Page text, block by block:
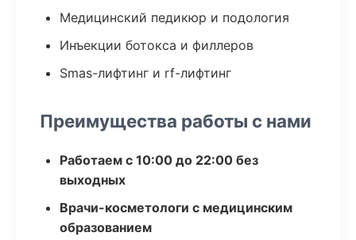
Медицинский педикюр и подология
Инъекции ботокса и филлеров
Smas-лифтинг и rf-лифтинг
Преимущества работы с нами
Работаем с 10:00 до 22:00 без
выходных
Врачи-косметологи с медицинским
образованием